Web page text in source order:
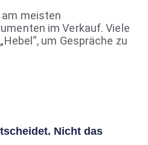
am meisten
im Verkauf. Viele
um Gespräche zu
Nicht das